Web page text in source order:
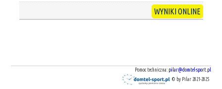
WYNIKI ONLINE
Pomoc techniczna: pilar@domtel-sport.pl
© by Pilar 2021-2025